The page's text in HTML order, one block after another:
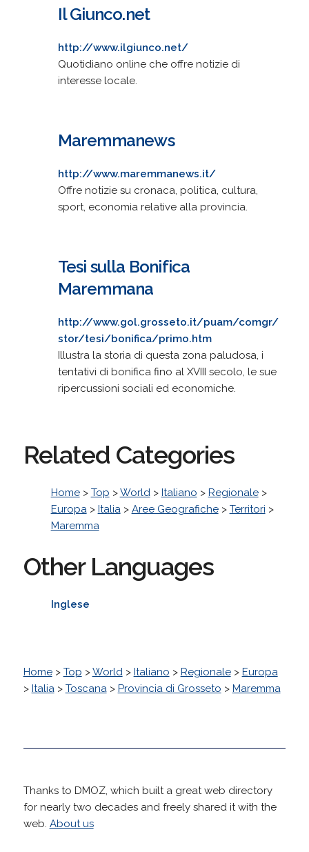
Il Giunco.net
http://www.ilgiunco.net/
Quotidiano online che offre notizie di
interesse locale.
Maremmanews
http://www.maremmanews.it/
Offre notizie su cronaca, politica, cultura,
sport, economia relative alla provincia.
Tesi sulla Bonifica
Maremmana
http://www.gol.grosseto.it/puam/comgr/
stor/tesi/bonifica/primo.htm
Illustra la storia di questa zona paludosa, i
tentativi di bonifica fino al XVIII secolo, le sue
ripercussioni sociali ed economiche.
Related Categories
Home> Top >World> Italiano > Regionale>
Europa> Italia> Aree Geografiche> Territori >
Maremma
Other Languages
Inglese
Home> Top >World> Italiano > Regionale> Europa
> Italia> Toscana> Provincia di Grosseto > Maremma
Thanks to DMOZ, which built a great web directory
for nearly two decades and freely shared it with the
web. About us